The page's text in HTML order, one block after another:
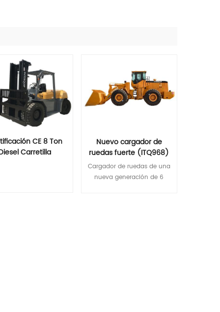
CE 8 Ton
Carretilla
Nuevo cargador de
ruedas fuerte (ITQ968)
con CE certificado
Cargador de ruedas de una
nueva generación de 6